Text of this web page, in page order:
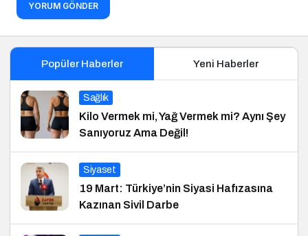
YORUM GÖNDER
Popüler Haberler Yeni Haberler
Sağlık
Kilo Vermek mi, Yağ Vermek mi? Aynı Şey
Sanıyoruz Ama Değil!
Siyaset
19 Mart: Türkiye’nin Siyasi Hafızasına
Kazınan Sivil Darbe